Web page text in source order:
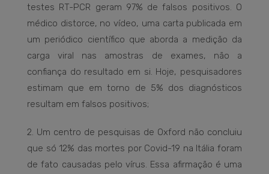
testes RT-PCR geram 97% de falsos positivos. O
médico distorce, no vídeo, uma carta publicada em
um periódico científico que aborda a medição da
carga viral nas amostras de exames, não a
confiança do resultado em si. Hoje, pesquisadores
estimam que em torno de 5% dos diagnósticos
resultam em falsos positivos;
2. Um centro de pesquisas de Oxford não concluiu
que só 12% das mortes por Covid-19 na Itália foram
de fato causadas pelo vírus. Essa afirmação é uma